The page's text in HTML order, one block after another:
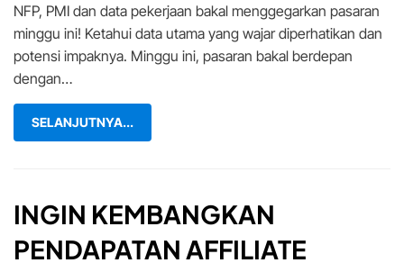
Pasaran
NFP, PMI dan data pekerjaan bakal menggegarkan pasaran
minggu ini! Ketahui data utama yang wajar diperhatikan dan
potensi impaknya. Minggu ini, pasaran bakal berdepan
dengan…
SELANJUTNYA...
INGIN KEMBANGKAN
PENDAPATAN AFFILIATE